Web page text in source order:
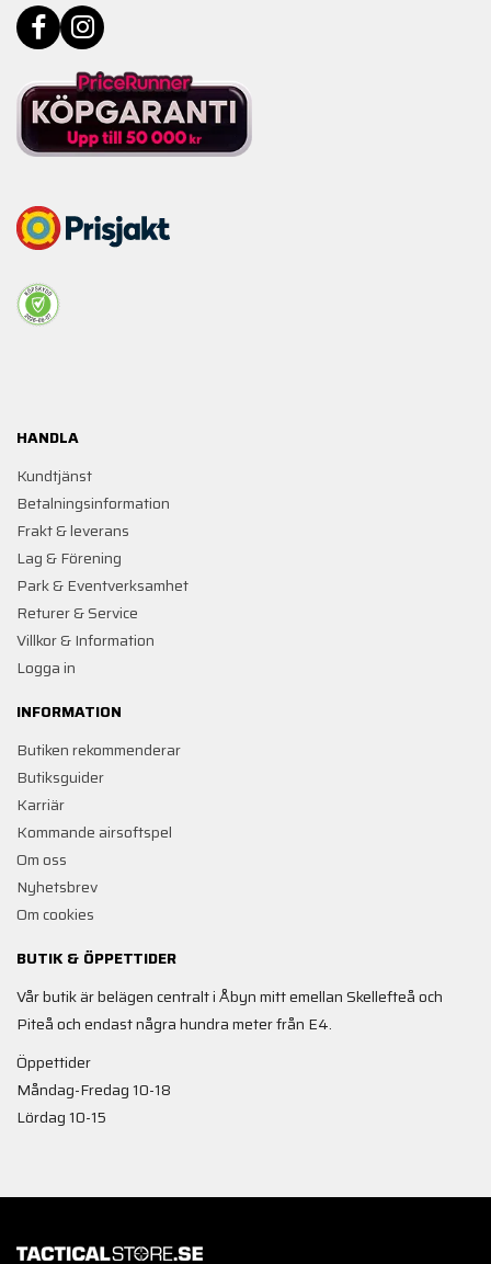
HANDLA
Kundtjänst
Betalningsinformation
Frakt & leverans
Lag & Förening
Park & Eventverksamhet
Returer & Service
Villkor & Information
Logga in
INFORMATION
Butiken rekommenderar
Butiksguider
Karriär
Kommande airsoftspel
Om oss
Nyhetsbrev
Om cookies
BUTIK & ÖPPETTIDER
Vår butik är belägen centralt i Åbyn mitt emellan Skellefteå och
Piteå och endast några hundra meter från E4.
Öppettider
Måndag-Fredag 10-18
Lördag 10-15